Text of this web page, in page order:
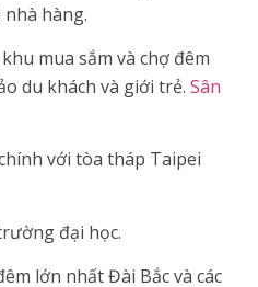
hàng.
mua sắm và chợ đêm
du khách và giới trẻ. Sân
với tòa tháp Taipei
đại học.
lớn nhất Đài Bắc và các